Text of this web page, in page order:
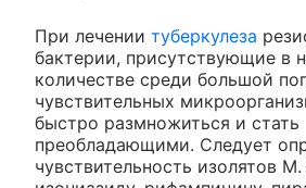
При лечении туберкулеза
бактерии, присутствующие в
количестве среди большой
чувствительных
быстро размножиться и стать
преобладающими. Следует
чувствительность изолятов